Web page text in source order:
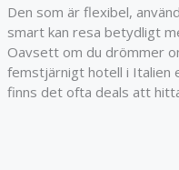
Den som är flexibel,
smart kan resa betydligt
Oavsett om du drömmer
femstjärnigt hotell i Italien
finns det ofta deals att